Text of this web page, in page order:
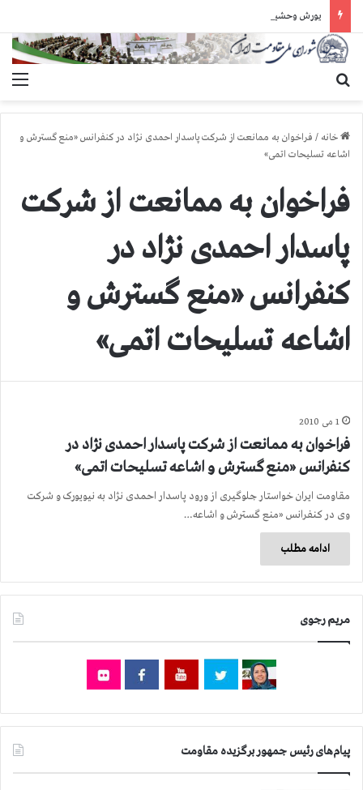
خانه / فراخوان به ممانعت از شرکت پاسدار احمدی نژاد در کنفرانس «منع گسترش و
اشاعه تسلیحات اتمی»
فراخوان به ممانعت از شرکت
پاسدار احمدی نژاد در
کنفرانس «منع گسترش و
اشاعه تسلیحات اتمی»
1 می 2010
فراخوان به ممانعت از شرکت پاسدار احمدی نژاد در
کنفرانس «منع گسترش و اشاعه تسلیحات اتمی»
مقاومت ایران خواستار جلوگیری از ورود پاسدار احمدی نژاد به نیویورک و شرکت
وی در کنفرانس «منع گسترش و اشاعه…
ادامه مطلب
مریم رجوی
پیام‌های رئیس جمهور برگزیده مقاومت